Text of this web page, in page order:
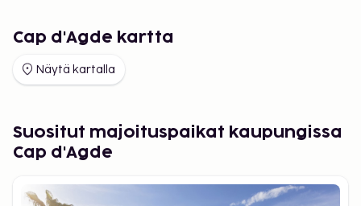
Cap d'Agde kartta
Näytä kartalla
Suositut majoituspaikat kaupungissa
Cap d'Agde